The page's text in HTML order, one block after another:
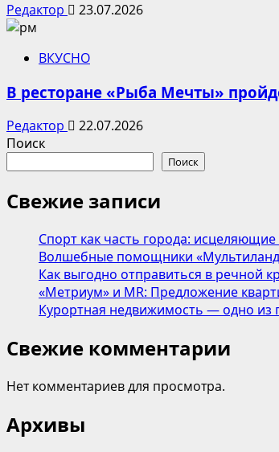
Редактор 23.07.2026
ВКУСНО
В ресторане «Рыба Мечты»
Редактор
22.07.2026
Поиск
Поиск
Свежие записи
Спорт как часть города:
Волшебные помощники
Как выгодно отправиться в речной
«Метриум» и MR: Предложение
Курортная недвижимость — одно из
Свежие комментарии
Нет комментариев для просмотра.
Архивы